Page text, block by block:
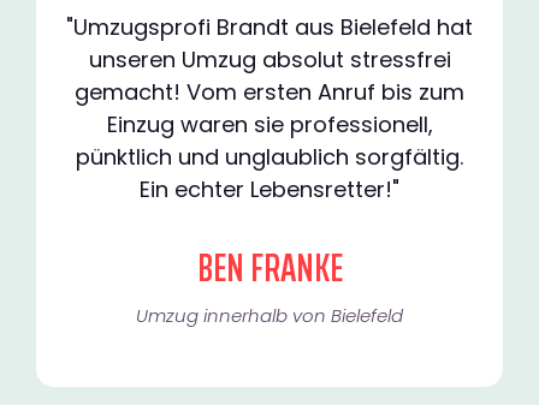
"Umzugsprofi Brandt aus Bielefeld hat
unseren Umzug absolut stressfrei
gemacht! Vom ersten Anruf bis zum
Einzug waren sie professionell,
pünktlich und unglaublich sorgfältig.
Ein echter Lebensretter!"
BEN FRANKE
Umzug innerhalb von Bielefeld​